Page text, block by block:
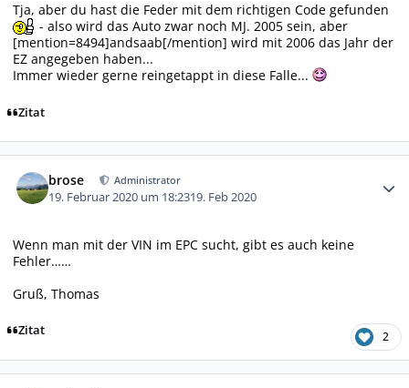
Tja, aber du hast die Feder mit dem richtigen Code gefunden
- also wird das Auto zwar noch MJ. 2005 sein, aber
[mention=8494]andsaab[/mention] wird mit 2006 das Jahr der
EZ angegeben haben...
Immer wieder gerne reingetappt in diese Falle...
Zitat
brose Administrator
19. Februar 2020 um 18:2319. Feb 2020
Wenn man mit der VIN im EPC sucht, gibt es auch keine
Fehler……
Gruß, Thomas
Zitat 2